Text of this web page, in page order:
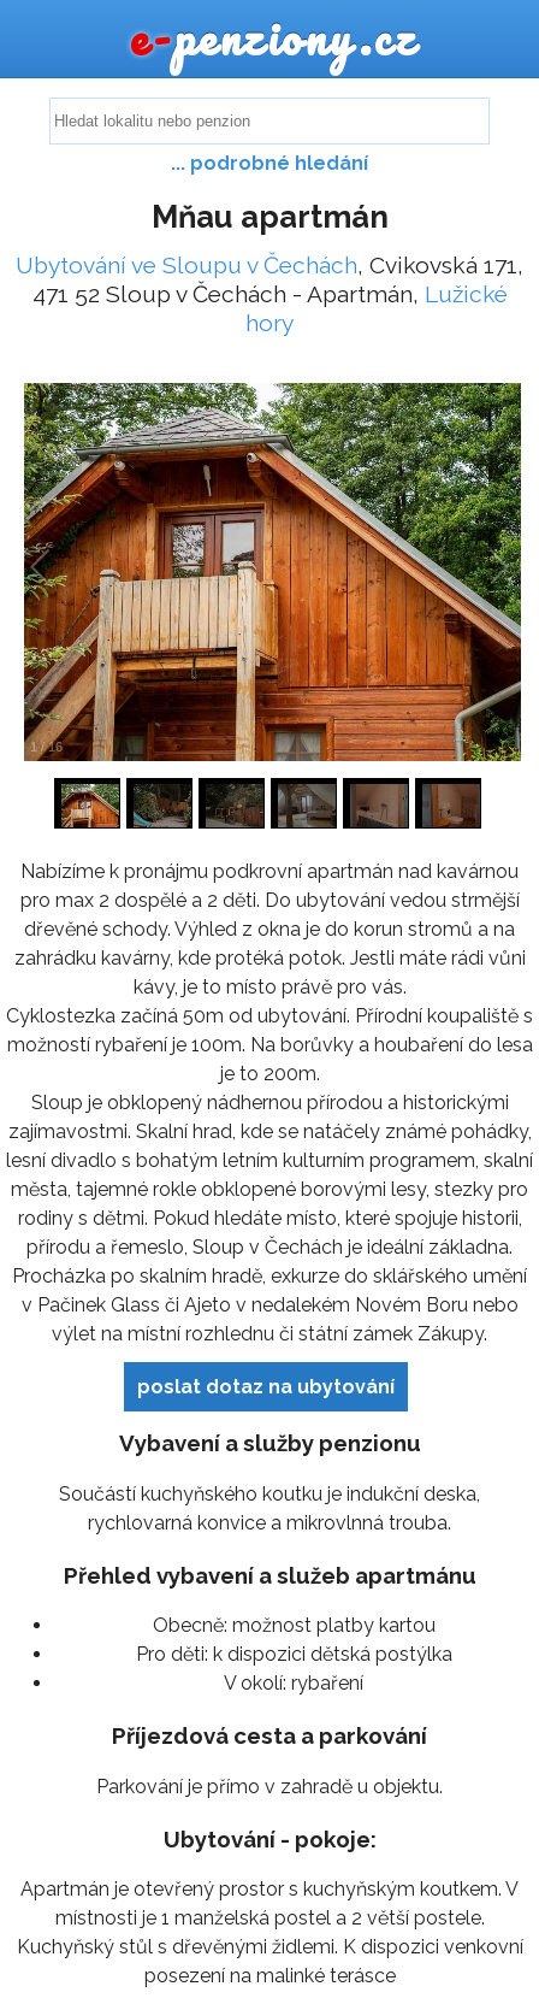
e-penziony.cz
... podrobné hledání
Mňau apartmán
Ubytování ve Sloupu v Čechách, Cvikovská 171,
471 52 Sloup v Čechách - Apartmán, Lužické
hory
1/16
Nabízíme k pronájmu podkrovní apartmán nad kavárnou
pro max 2 dospělé a 2 děti. Do ubytování vedou strmější
dřevěné schody. Výhled z okna je do korun stromů a na
zahrádku kavárny, kde protéká potok. Jestli máte rádi vůni
kávy, je to místo právě pro vás.
Cyklostezka začíná 50m od ubytování. Přírodní koupaliště s
možností rybaření je 100m. Na borůvky a houbaření do lesa
je to 200m.
Sloup je obklopený nádhernou přírodou a historickými
zajímavostmi. Skalní hrad, kde se natáčely známé pohádky,
lesní divadlo s bohatým letním kulturním programem, skalní
města, tajemné rokle obklopené borovými lesy, stezky pro
rodiny s dětmi. Pokud hledáte místo, které spojuje historii,
přírodu a řemeslo, Sloup v Čechách je ideální základna.
Procházka po skalním hradě, exkurze do sklářského umění
v Pačinek Glass či Ajeto v nedalekém Novém Boru nebo
výlet na místní rozhlednu či státní zámek Zákupy.
poslat dotaz na ubytování
Vybavení a služby penzionu
Součástí kuchyňského koutku je indukční deska,
rychlovarná konvice a mikrovlnná trouba.
Přehled vybavení a služeb apartmánu
Obecně: možnost platby kartou
Pro děti: k dispozici dětská postýlka
V okolí: rybaření
Příjezdová cesta a parkování
Parkování je přímo v zahradě u objektu.
Ubytování - pokoje:
Apartmán je otevřený prostor s kuchyňským koutkem. V
místnosti je 1 manželská postel a 2 větší postele.
Kuchyňský stůl s dřevěnými židlemi. K dispozici venkovní
posezení na malinké terásce